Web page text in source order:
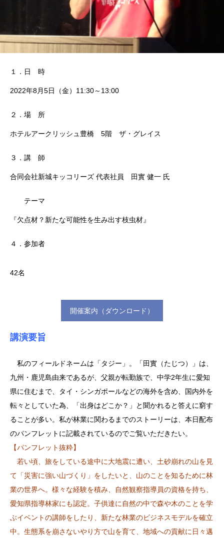
１．日 時
2022年8月5日（金）11:30～13:00
２．場 所
ホテルアークリッシュ豊橋 5階 ザ・グレイス
３．講 師
合同会社新城キッコリーズ 代表社員 田實 健一 氏
テーマ
『欠点材？新たな可能性を生み出す枝虫材』
４．参加者
42名
開催案内（ダウンロード）
講演要旨
私のフィールドネームは「タジー」。「田實（たじつ）」は、
九州・鹿児島由来であるが、父親が転勤族で、中学2年生に愛知
県に住むまで、タイ・シンガポールなどの海外を含め、国内外を
転々としていた為、「出身はどこか？」と聞かれると答えに窮す
ることが多い。私が林業に関わるまでのストーリーは、本日配布
のパンフレットに記載されているのでご覧いただきたい。
【パンフレット抜粋】
若い頃、旅をしている途中に大地震に遭い、土砂崩れの山を見
て「災害に強い山づくり」をしたいと、山のことを知るために林
業の世界へ。様々な経験を積み、自然観察指導員の資格を持ち、
愛知県指導林家にも認定。子供達に自然の中で森や木のことを学
ぶイベントの講師をしたり、新たな林業のビジネスモデルを確立
中。生態系を崩さないやり方で山を育て、地域への貢献に日々邁